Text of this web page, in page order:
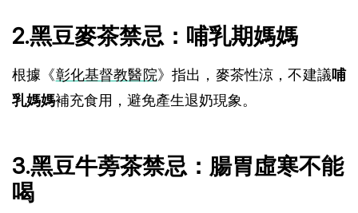
2.黑豆麥茶禁忌：哺乳期媽媽
根據《彰化基督教醫院》指出，麥茶性涼，不建議哺
乳媽媽補充食用，避免產生退奶現象。
3.黑豆牛蒡茶禁忌：腸胃虛寒不能
喝